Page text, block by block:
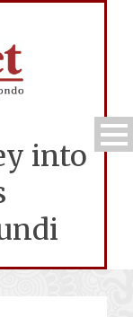
into